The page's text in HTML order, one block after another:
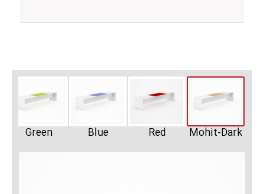
Mohit-Dark
Red
Blue
Green